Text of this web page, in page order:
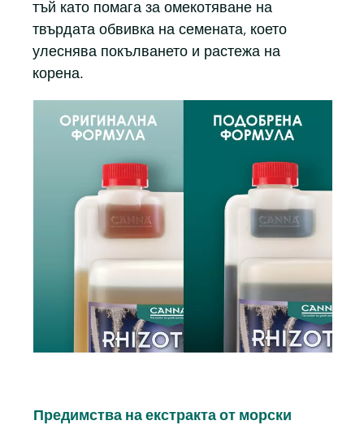
тъй като помага за омекотяване на
твърдата обвивка на семената, което
улеснява покълването и растежа на
корена.
Предимства на екстракта от морски